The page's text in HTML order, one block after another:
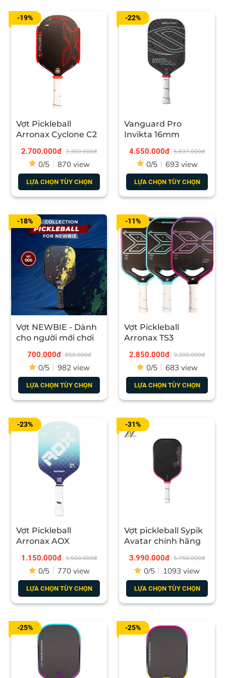
- Chu vi tay cầm: 4.125 inch
3. Đối tượng phù hợp với Vợt
Pickleball Lining Hyperpower
80S 14mm
- Vợt Pickleball Lining Hyperpower 80S 14mm phù hợp
với lối đánh tấn công uy lực và tốc độ.
từ trung bình trở lên.
Vợt Pickleball
Arronax Cyclone C2
2.700.000đ 3.350.000đ
-19%
0/5 870 view
LỰA CHỌN TÙY CHỌN
Vanguard Pro
Invikta 16mm
4.550.000đ 5.837.000đ
-22%
0/5 693 view
LỰA CHỌN TÙY CHỌN
Vợt NEWBIE - Dành
cho người mới chơi
700.000đ 850.000đ
-18%
0/5 982 view
LỰA CHỌN TÙY CHỌN
Vợt Pickleball
Arronax TS3
2.850.000đ 3.200.000đ
-11%
0/5 683 view
LỰA CHỌN TÙY CHỌN
Vợt Pickleball
Arronax AOX
1.150.000đ 1.500.000đ
-23%
0/5 770 view
LỰA CHỌN TÙY CHỌN
Vợt pickleball Sypik
Avatar chính hãng
3.990.000đ 5.750.000đ
-31%
0/5 1093 view
LỰA CHỌN TÙY CHỌN
-25% -25%